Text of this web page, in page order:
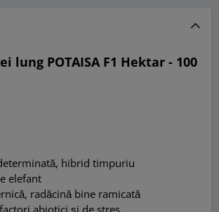
lung POTAISA F1 Hektar - 100
hibrid timpuriu
elefant
radăcină bine ramicată